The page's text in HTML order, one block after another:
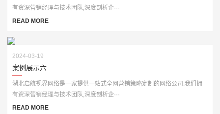
有资深营销经理与技术团队,深度剖析企···
READ MORE
2024-03-19
案例展示六
湖北启航视界网络是一家提供一站式全网营销策略定制的网络公司.我们拥
有资深营销经理与技术团队,深度剖析企···
READ MORE